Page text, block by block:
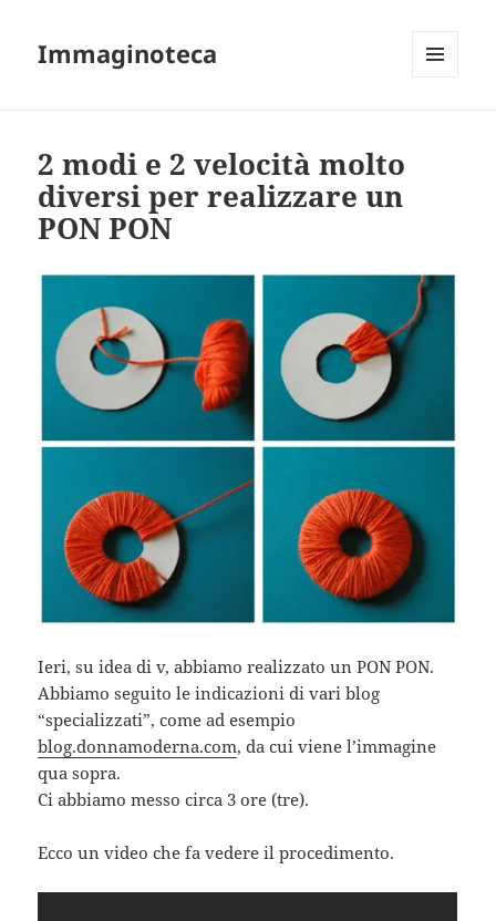
Immaginoteca
2 modi e 2 velocità molto
diversi per realizzare un
PON PON
Ieri, su idea di v, abbiamo realizzato un PON PON.
Abbiamo seguito le indicazioni di vari blog
“specializzati”, come ad esempio
blog.donnamoderna.com, da cui viene l’immagine
qua sopra.
Ci abbiamo messo circa 3 ore (tre).
Ecco un video che fa vedere il procedimento.